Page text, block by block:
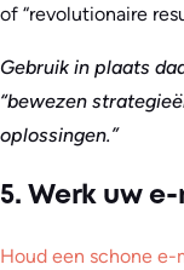
of “revolutionaire
Gebruik in plaats
“bewezen
oplossingen.”
5. Werk uw
Houd een schone e-